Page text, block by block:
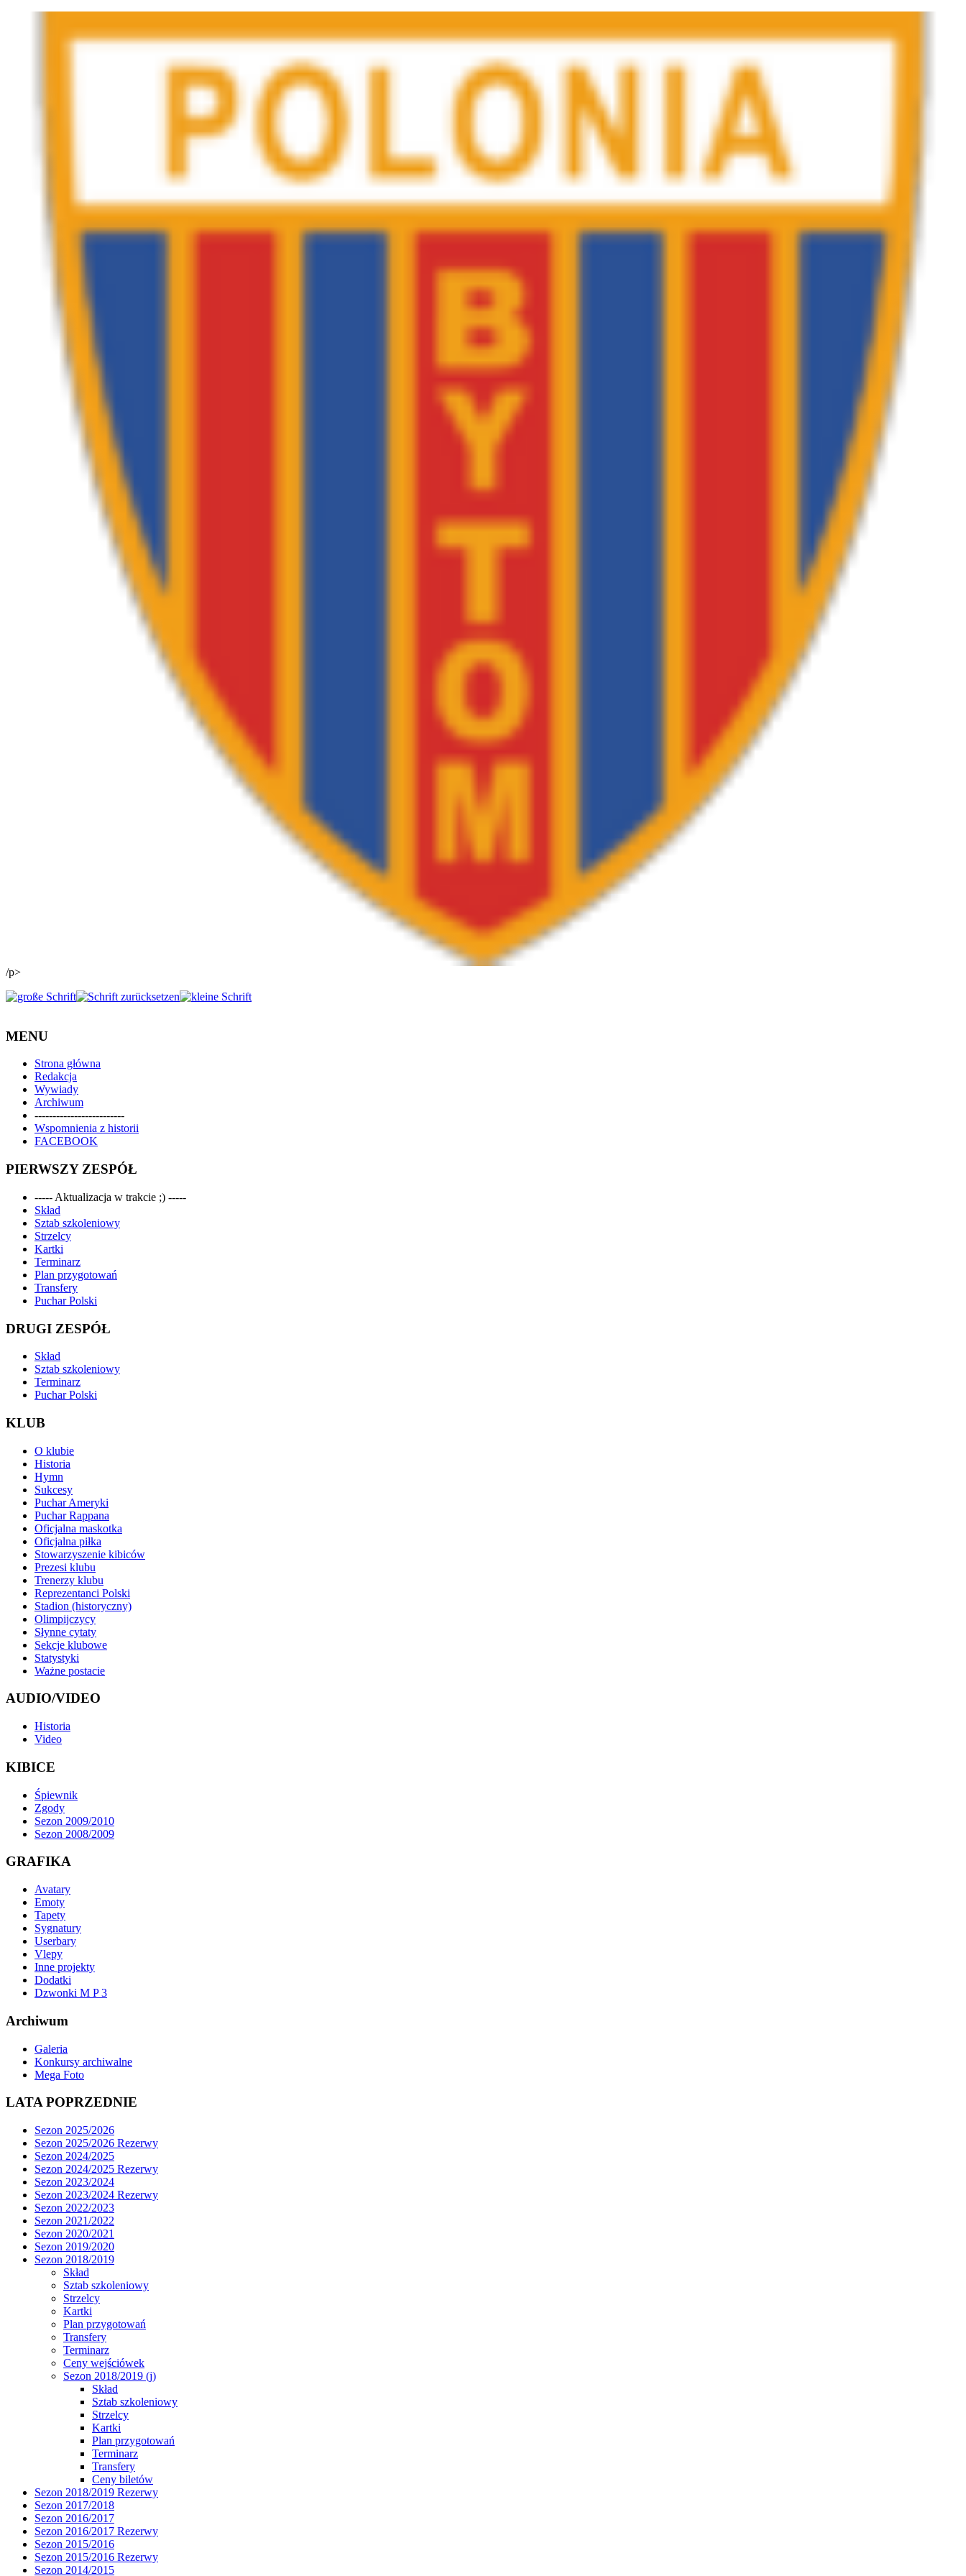
/p>
MENU
Strona główna
Redakcja
Wywiady
Archiwum
-------------------------
Wspomnienia z historii
FACEBOOK
PIERWSZY ZESPÓŁ
----- Aktualizacja w trakcie ;) -----
Skład
Sztab szkoleniowy
Strzelcy
Kartki
Terminarz
Plan przygotowań
Transfery
Puchar Polski
DRUGI ZESPÓŁ
Skład
Sztab szkoleniowy
Terminarz
Puchar Polski
KLUB
O klubie
Historia
Hymn
Sukcesy
Puchar Ameryki
Puchar Rappana
Oficjalna maskotka
Oficjalna piłka
Stowarzyszenie kibiców
Prezesi klubu
Trenerzy klubu
Reprezentanci Polski
Stadion (historyczny)
Olimpijczycy
Słynne cytaty
Sekcje klubowe
Statystyki
Ważne postacie
AUDIO/VIDEO
Historia
Video
KIBICE
Śpiewnik
Zgody
Sezon 2009/2010
Sezon 2008/2009
GRAFIKA
Avatary
Emoty
Tapety
Sygnatury
Userbary
Vlepy
Inne projekty
Dodatki
Dzwonki M P 3
Archiwum
Galeria
Konkursy archiwalne
Mega Foto
LATA POPRZEDNIE
Sezon 2025/2026
Sezon 2025/2026 Rezerwy
Sezon 2024/2025
Sezon 2024/2025 Rezerwy
Sezon 2023/2024
Sezon 2023/2024 Rezerwy
Sezon 2022/2023
Sezon 2021/2022
Sezon 2020/2021
Sezon 2019/2020
Sezon 2018/2019
Skład
Sztab szkoleniowy
Strzelcy
Kartki
Plan przygotowań
Transfery
Terminarz
Ceny wejściówek
Sezon 2018/2019 (j)
Skład
Sztab szkoleniowy
Strzelcy
Kartki
Plan przygotowań
Terminarz
Transfery
Ceny biletów
Sezon 2018/2019 Rezerwy
Sezon 2017/2018
Sezon 2016/2017
Sezon 2016/2017 Rezerwy
Sezon 2015/2016
Sezon 2015/2016 Rezerwy
Sezon 2014/2015